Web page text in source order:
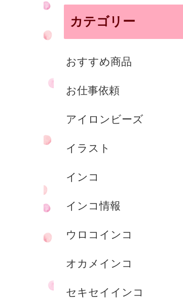
カテゴリー
おすすめ商品
お仕事依頼
アイロンビーズ
イラスト
インコ
インコ情報
ウロコインコ
オカメインコ
セキセイインコ